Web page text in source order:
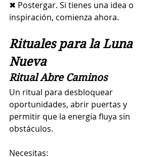
✖ Postergar. Si tienes una idea o
inspiración, comienza ahora.
Rituales para la Luna
Nueva
Ritual Abre Caminos
Un ritual para desbloquear
oportunidades, abrir puertas y
permitir que la energía fluya sin
obstáculos.
Necesitas: